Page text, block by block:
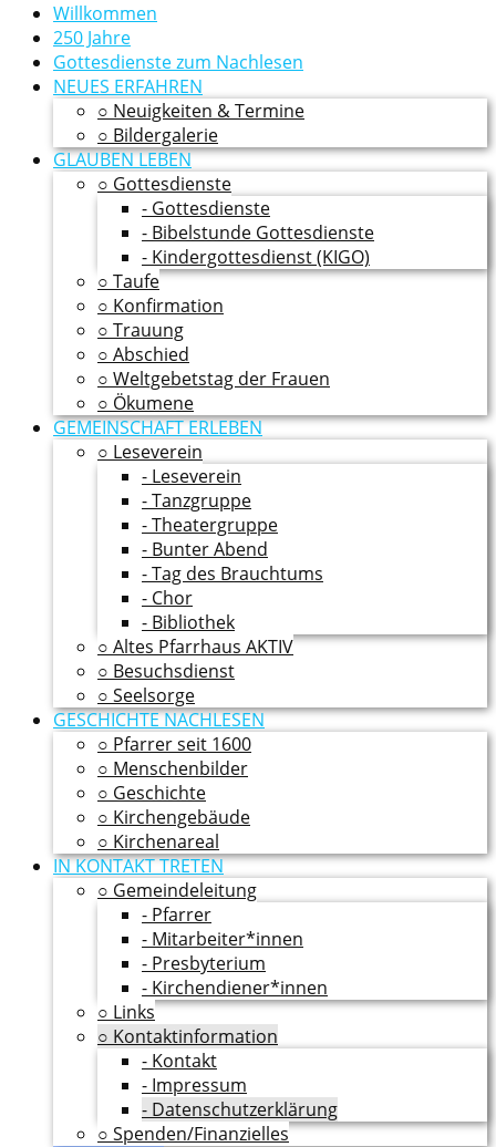
Willkommen
250 Jahre
Gottesdienste zum Nachlesen
NEUES ERFAHREN
○ Neuigkeiten & Termine
○ Bildergalerie
GLAUBEN LEBEN
○ Gottesdienste
- Gottesdienste
- Bibelstunde Gottesdienste
- Kindergottesdienst (KIGO)
○ Taufe
○ Konfirmation
○ Trauung
○ Abschied
○ Weltgebetstag der Frauen
○ Ökumene
GEMEINSCHAFT ERLEBEN
○ Leseverein
- Leseverein
- Tanzgruppe
- Theatergruppe
- Bunter Abend
- Tag des Brauchtums
- Chor
- Bibliothek
○ Altes Pfarrhaus AKTIV
○ Besuchsdienst
○ Seelsorge
GESCHICHTE NACHLESEN
○ Pfarrer seit 1600
○ Menschenbilder
○ Geschichte
○ Kirchengebäude
○ Kirchenareal
IN KONTAKT TRETEN
○ Gemeindeleitung
- Pfarrer
- Mitarbeiter*innen
- Presbyterium
- Kirchendiener*innen
○ Links
○ Kontaktinformation
- Kontakt
- Impressum
- Datenschutzerklärung
○ Spenden/Finanzielles